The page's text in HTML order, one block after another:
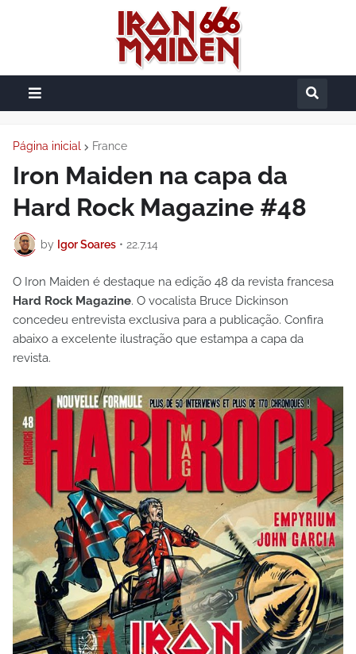
Página inicial France
Iron Maiden na capa da
Hard Rock Magazine #48
by Igor Soares • 22.7.14
O Iron Maiden é destaque na edição 48 da revista francesa
Hard Rock Magazine. O vocalista Bruce Dickinson
concedeu entrevista exclusiva para a publicação. Confira
abaixo a excelente ilustração que estampa a capa da
revista.